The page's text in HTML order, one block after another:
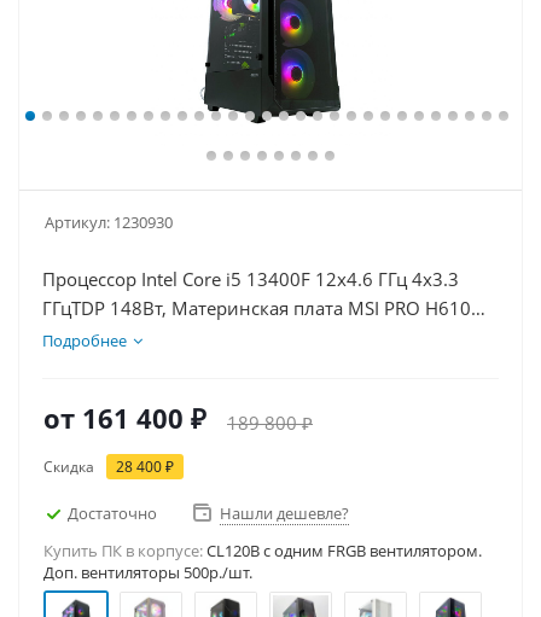
Артикул: 1230930
Процессор Intel Core i5 13400F 12x4.6 ГГц 4x3.3
ГГцTDP 148Вт, Материнская плата MSI PRO H610M-
E D5, Видеокарта RTX 3050 6Гб, Память
Подробнее
от 161 400 ₽ 189 800 ₽
Скидка 28 400 ₽
Достаточно
Нашли дешевле?
Купить ПК в корпусе:CL120B c одним FRGB вентилятором.
Доп. вентиляторы 500р./шт.